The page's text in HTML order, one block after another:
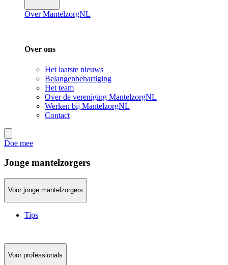
Over MantelzorgNL
Over ons
Het laatste nieuws
Belangenbehartiging
Het team
Over de vereniging MantelzorgNL
Werken bij MantelzorgNL
Contact
Doe mee
Jonge mantelzorgers
Voor jonge mantelzorgers
Tips
Voor professionals